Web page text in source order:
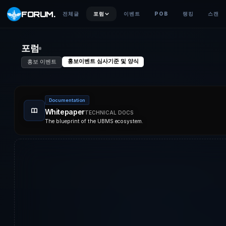
FORUM. 전체글 포럼 이벤트 POB 랭킹 스캔
포럼
홍보 이벤트 홍보이벤트 심사기준 및 양식
Documentation
WhitepaperTECHNICAL DOCS
The blueprint of the UBMS ecosystem.